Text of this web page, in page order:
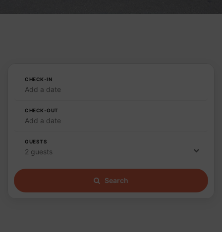
CHECK-IN
Add a date
CHECK-OUT
Add a date
GUESTS
2 guests
Search